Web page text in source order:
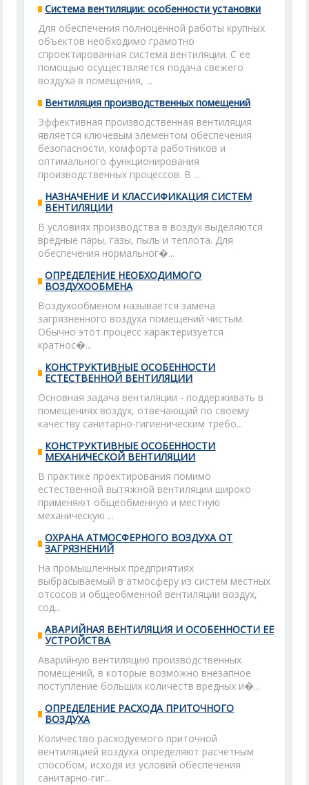
Система вентиляции: особенности установки
Для обеспечения полноценной работы крупных
объектов необходимо грамотно
спроектированная система вентиляции. С ее
помощью осуществляется подача свежего
воздуха в помещения, ...
Вентиляция производственных помещений
Эффективная производственная вентиляция
является ключевым элементом обеспечения
безопасности, комфорта работников и
оптимального функционирования
производственных процессов. В ...
НАЗНАЧЕНИЕ И КЛАССИФИКАЦИЯ СИСТЕМ
ВЕНТИЛЯЦИИ
В условиях производства в воздух выделяются
вредные пары, газы, пыль и теплота. Для
обеспечения нормальног�...
ОПРЕДЕЛЕНИЕ НЕОБХОДИМОГО
ВОЗДУХООБМЕНА
Воздухообменом называется замена
загрязненного воздуха помещений чистым.
Обычно этот процесс характеризуется
кратнос�...
КОНСТРУКТИВНЫЕ ОСОБЕННОСТИ
ЕСТЕСТВЕННОЙ ВЕНТИЛЯЦИИ
Основная задача вентиляции - поддерживать в
помещениях воздух, отвечающий по своему
качеству санитарно-гигиеническим требо...
КОНСТРУКТИВНЫЕ ОСОБЕННОСТИ
МЕХАНИЧЕСКОЙ ВЕНТИЛЯЦИИ
В практике проектирования помимо
естественной вытяжной вентиляции широко
применяют общеобменную и местную
механическую ...
ОХРАНА АТМОСФЕРНОГО ВОЗДУХА ОТ
ЗАГРЯЗНЕНИЙ
На промышленных предприятиях
выбрасываемый в атмосферу из систем местных
отсосов и общеобменной вентиляции воздух,
сод...
АВАРИЙНАЯ ВЕНТИЛЯЦИЯ И ОСОБЕННОСТИ ЕЕ
УСТРОЙСТВА
Аварийную вентиляцию производственных
помещений, в которые возможно внезапное
поступление больших количеств вредных и�...
ОПРЕДЕЛЕНИЕ РАСХОДА ПРИТОЧНОГО
ВОЗДУХА
Количество расходуемого приточной
вентиляцией воздуха определяют расчетным
способом, исходя из условий обеспечения
санитарно-гиг...